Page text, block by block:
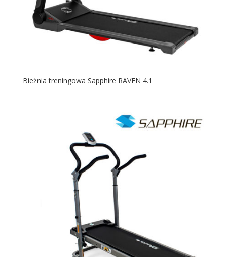
Bieżnia treningowa Sapphire RAVEN 4.1